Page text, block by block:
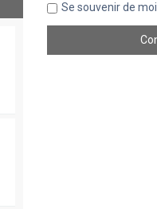
Se souvenir de moi